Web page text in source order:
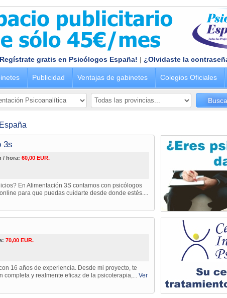
gratis en Psicólogos España! | ¿Olvidaste la
Publicidad Ventajas de gabinetes Colegios Oficiales
3s
/ hora: 60,00 EUR.
En Alimentación 3S contamos con psicólogos
para que puedas cuidarte desde donde estés....
70,00 EUR.
16 años de experiencia. Desde mi proyecto, te
y realmente eficaz de la psicoterapia,... Ver